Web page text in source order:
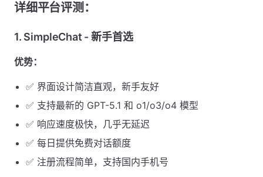
详细平台评测：
1. SimpleChat - 新手首选
优势：
✅ 界面设计简洁直观，新手友好
✅ 支持最新的 GPT-5.1 和 o1/o3/o4 模型
✅ 响应速度极快，几乎无延迟
✅ 每日提供免费对话额度
✅ 注册流程简单，支持国内手机号